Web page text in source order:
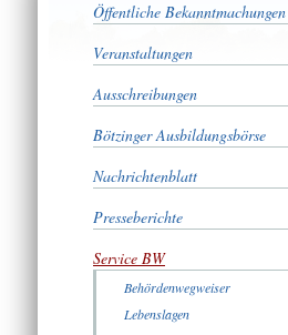
Öffentliche Bekanntmachungen
Veranstaltungen
Ausschreibungen
Bötzinger Ausbildungsbörse
Nachrichtenblatt
Presseberichte
Service BW
Behördenwegweiser
Lebenslagen